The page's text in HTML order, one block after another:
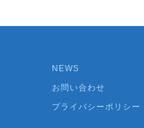
NEWS
お問い合わせ
プライバシーポリシー